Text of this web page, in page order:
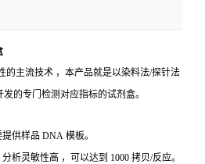
的主流技术 ，本产品就是以染料法/探针法
的专门检测对应指标的试剂盒。
供样品 DNA 模板。
析灵敏性高 ，可以达到 1000 拷贝/反应。